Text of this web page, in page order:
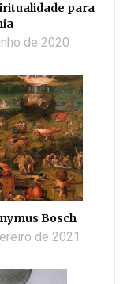
para
de 2020
Bosch
de 2021